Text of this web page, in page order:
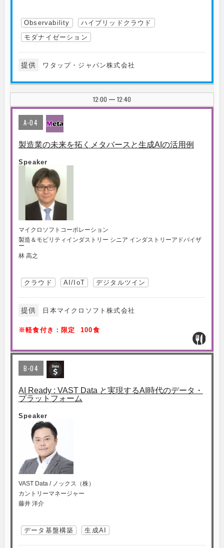
Observability
ハイブリッドクラウド
モダナイゼーション
提供 ワタップ・ジャパン株式会社
12:00 | 12:40
A-04
製造業の未来を拓くメタバースと生成AIの活用例
Speaker
マイクロソフトコーポレーション
製造＆モビリティインダストリー シニア インダストリーアドバイザ
ー
林 高之
クラウド AI/IoT デジタルツイン
提供 日本マイクロソフト株式会社
※軽食付き：限定 100食
B-04
AI Ready : VAST Data と実現するAI時代のデータ・
プラットフォーム
Speaker
VAST Data / ノックス（株）
カントリーマネージャー
藤井 洋介
データ基盤構築 生成AI